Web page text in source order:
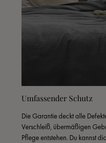
Umfassender Schutz
Die Garantie deckt alle
Verschleiß, übermäßigen
Pflege entstehen. Du kannst